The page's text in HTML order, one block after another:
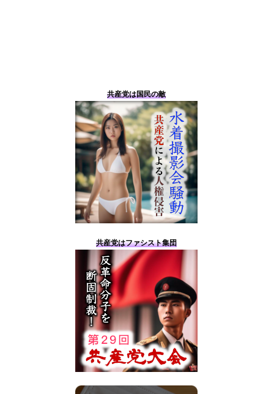
共産党は国民の敵
共産党はファシスト集団